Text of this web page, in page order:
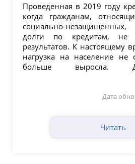
Проведенная в 2019 году
когда гражданам,
социально-
долги по кредитам, не
результатов. К настоящему
нагрузка на население не
больше выросла.
Дата
Читать